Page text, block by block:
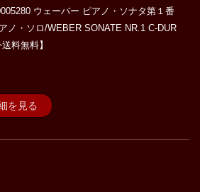
ウェーバー ピアノ・ソナタ第１番
ノ・ソロ/WEBER SONATE NR.1 C-DUR
料無料】
を見る